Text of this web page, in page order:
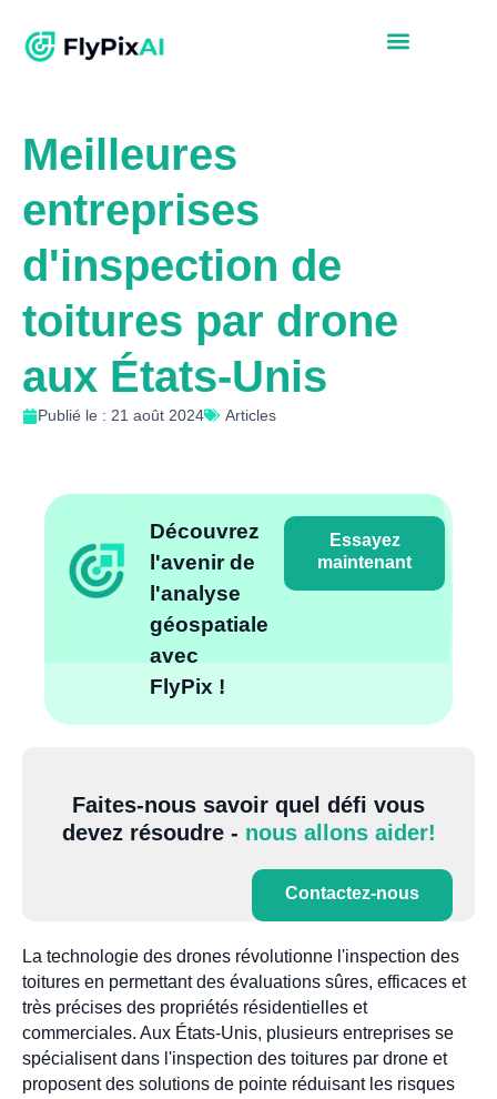
Meilleures
entreprises
d'inspection de
toitures par drone
aux États-Unis
Publié le : 21 août 2024 Articles
Découvrez
l'avenir de
l'analyse
géospatiale
avec
FlyPix !
Essayez
maintenant
Faites-nous savoir quel défi vous
devez résoudre - nous allons aider!
Contactez-nous
La technologie des drones révolutionne l'inspection des
toitures en permettant des évaluations sûres, efficaces et
très précises des propriétés résidentielles et
commerciales. Aux États-Unis, plusieurs entreprises se
spécialisent dans l'inspection des toitures par drone et
proposent des solutions de pointe réduisant les risques